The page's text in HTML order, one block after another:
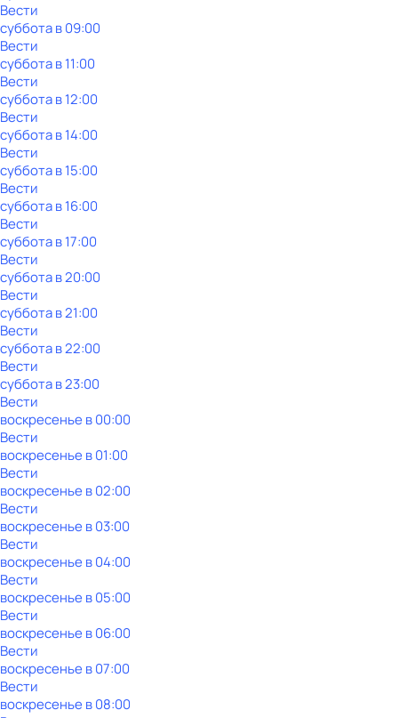
Вести
субботав09:00
Вести
субботав11:00
Вести
субботав12:00
Вести
субботав14:00
Вести
субботав15:00
Вести
субботав16:00
Вести
субботав17:00
Вести
субботав20:00
Вести
субботав21:00
Вести
субботав22:00
Вести
субботав23:00
Вести
воскресенье в00:00
Вести
воскресенье в01:00
Вести
воскресенье в02:00
Вести
воскресенье в03:00
Вести
воскресенье в04:00
Вести
воскресенье в05:00
Вести
воскресенье в06:00
Вести
воскресенье в07:00
Вести
воскресенье в08:00